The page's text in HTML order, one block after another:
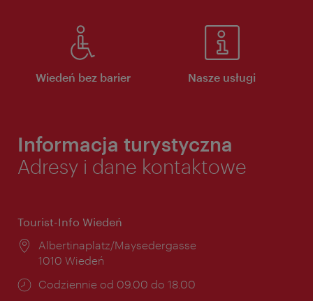
Wiedeń bez barier Nasze usługi
Informacja turystyczna
Adresy i dane kontaktowe
Tourist-Info Wiedeń
Miejsce:
Albertinaplatz/Maysedergasse
1010 Wiedeń
Godziny
Codziennie od 09.00 do 18.00